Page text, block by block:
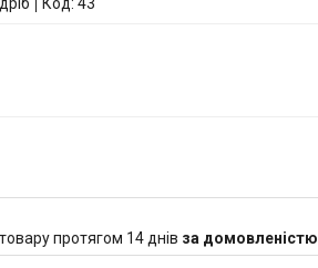
протягом 14 днів за домовленістю